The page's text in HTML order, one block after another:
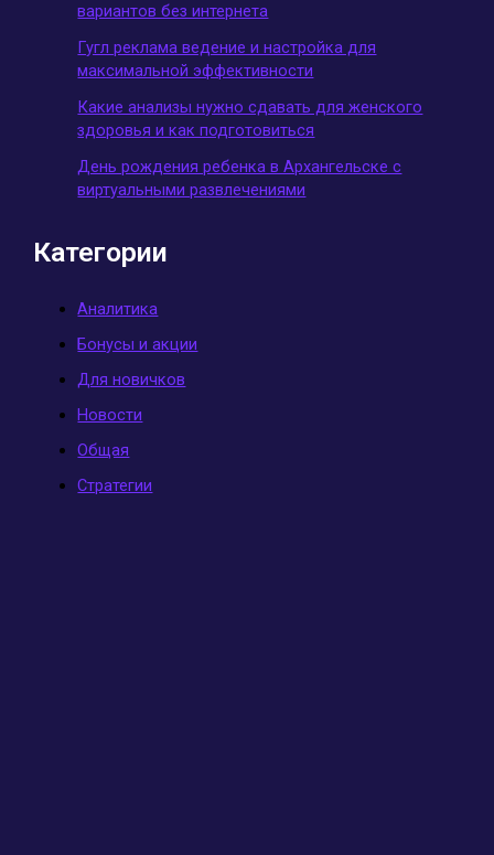
вариантов без интернета
Гугл реклама ведение и настройка для
максимальной эффективности
Какие анализы нужно сдавать для женского
здоровья и как подготовиться
День рождения ребенка в Архангельске с
виртуальными развлечениями
Категории
Аналитика
Бонусы и акции
Для новичков
Новости
Общая
Стратегии